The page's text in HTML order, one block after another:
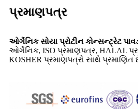
પ્રમાણપત્ર
ઓર્ગેનિક સોયા પ્રોટીન કોન્સન્ટ્રેટ
ઓર્ગેનિક, ISO પ્રમાણપત્ર, HALAL
KOSHER પ્રમાણપત્રો સાથે પ્રમાણિત